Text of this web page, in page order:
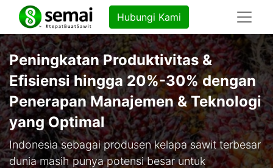
Hubungi Kami
​Peningkatan Produktivitas &
Efisiensi hingga 20%-30% dengan
Penerapan Manajemen & Teknologi
yang Optimal
Indonesia sebagai produsen kelapa sawit terbesar
dunia masih punya potensi besar untuk